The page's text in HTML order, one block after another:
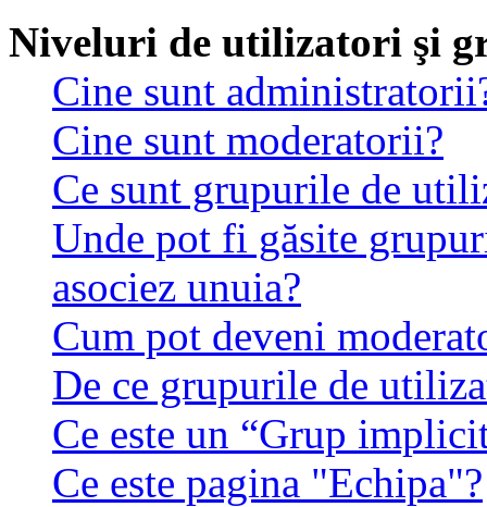
Niveluri de utilizatori şi
Cine sunt
Cine sunt moderatorii?
Ce sunt grupurile de
Unde pot fi găsite
asociez unuia?
Cum pot deveni
De ce grupurile de
Ce este un “Grup
Ce este pagina "Echipa"?